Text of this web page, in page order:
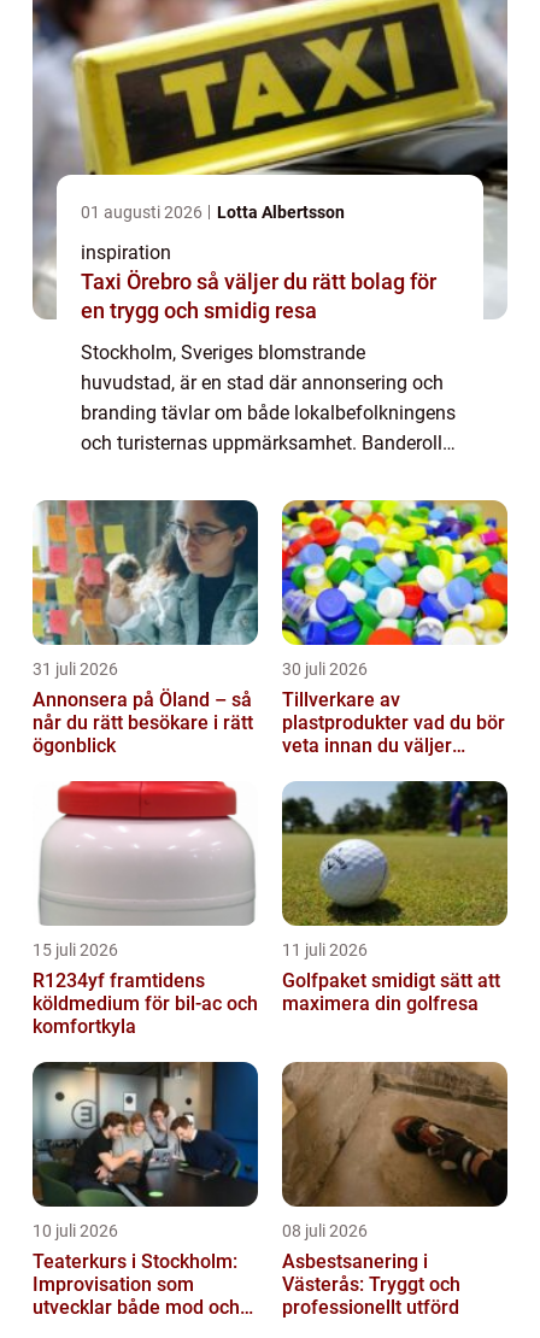
01 augusti 2026 Lotta Albertsson
inspiration
Taxi Örebro så väljer du rätt bolag för
en trygg och smidig resa
Stockholm, Sveriges blomstrande
huvudstad, är en stad där annonsering och
branding tävlar om både lokalbefolkningens
och turisternas uppmärksamhet. Banderoller
fö...
31 juli 2026
Annonsera på Öland – så
når du rätt besökare i rätt
ögonblick
30 juli 2026
Tillverkare av
plastprodukter vad du bör
veta innan du väljer
15 juli 2026
R1234yf framtidens
köldmedium för bil-ac och
komfortkyla
11 juli 2026
Golfpaket smidigt sätt att
maximera din golfresa
10 juli 2026
Teaterkurs i Stockholm:
Improvisation som
utvecklar både mod och
08 juli 2026
Asbestsanering i
Västerås: Tryggt och
professionellt utförd